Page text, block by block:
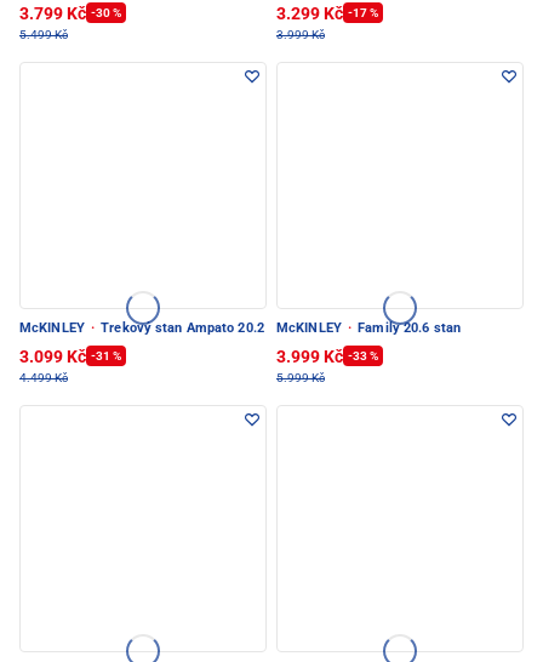
3.799 Kč -30 %
5.499 Kč
3.299 Kč -17 %
3.999 Kč
McKINLEY · Trekový stan Ampato 20.2
3.099 Kč -31 %
4.499 Kč
McKINLEY · Family 20.6 stan
3.999 Kč -33 %
5.999 Kč